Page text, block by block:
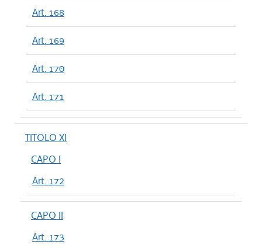
Art. 168
Art. 169
Art. 170
Art. 171
TITOLO XI
CAPO I
Art. 172
CAPO II
Art. 173